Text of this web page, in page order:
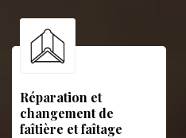
Réparation et
changement de
faîtière et faîtage